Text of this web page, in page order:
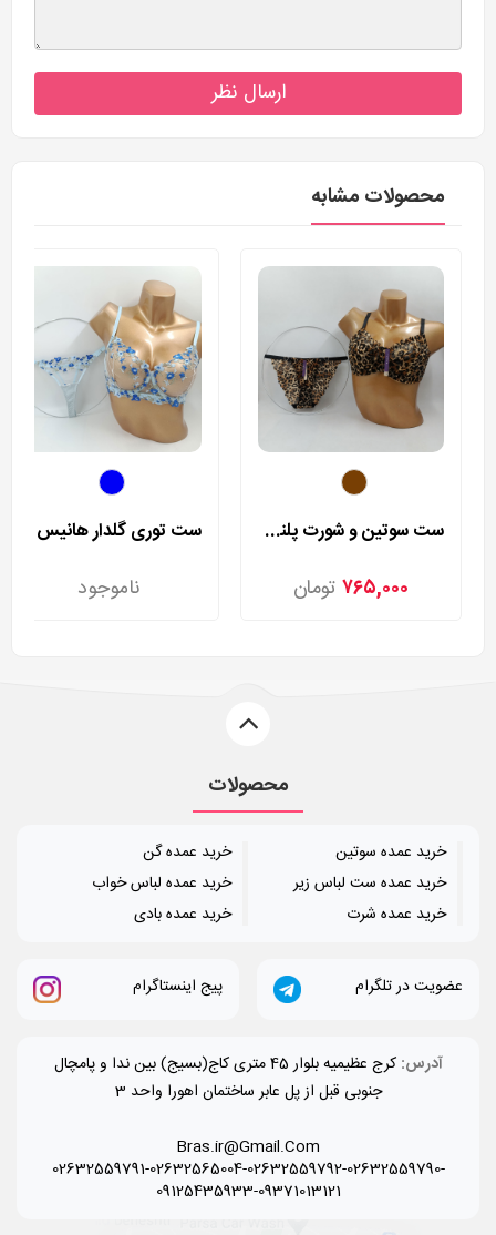
ارسال نظر
محصولات مشابه
ست سوتین و شورت پلنگی رزا مدل 9507
۷۶۵,۰۰۰ تومان ناموجود
محصولات
خرید عمده سوتین
خرید عمده ست لباس زیر
خرید عمده شرت
خرید عمده گن
خرید عمده لباس خواب
خرید عمده بادی
عضویت در تلگرام پیج اینستاگرام
آدرس:
کرج عظیمیه بلوار 45 متری کاج(بسیج) بین ندا و پامچال
جنوبی قبل از پل عابر ساختمان اهورا واحد 3
Bras.ir@Gmail.Com
02632559791-02632565004-02632559792-02632559790-
09125435933-09371013121